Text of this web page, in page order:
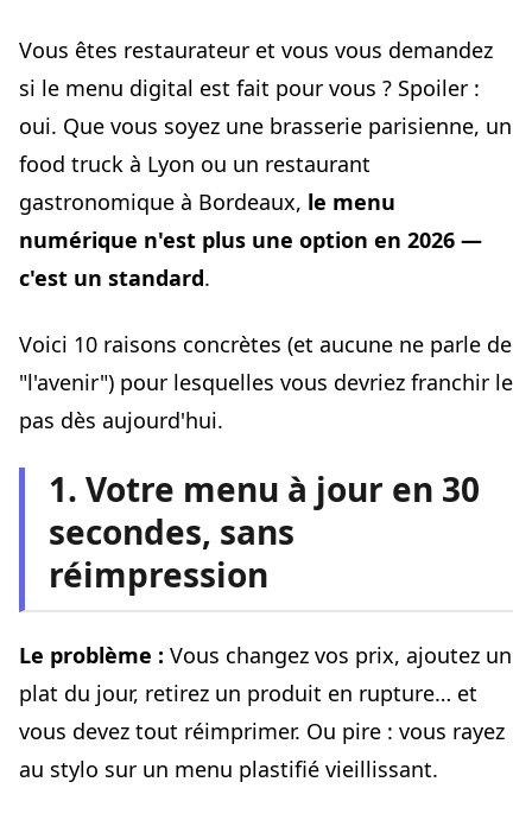
demain)
🚀 Prêt à franchir le pas ?
Vous êtes restaurateur et vous vous demandez
si le menu digital est fait pour vous ? Spoiler :
oui. Que vous soyez une brasserie parisienne, un
food truck à Lyon ou un restaurant
gastronomique à Bordeaux, le menu
numérique n'est plus une option en 2026 —
c'est un standard.
Voici 10 raisons concrètes (et aucune ne parle de
"l'avenir") pour lesquelles vous devriez franchir le
pas dès aujourd'hui.
1. Votre menu à jour en 30
secondes, sans
réimpression
Le problème : Vous changez vos prix, ajoutez un
plat du jour, retirez un produit en rupture… et
vous devez tout réimprimer. Ou pire : vous rayez
au stylo sur un menu plastifié vieillissant.